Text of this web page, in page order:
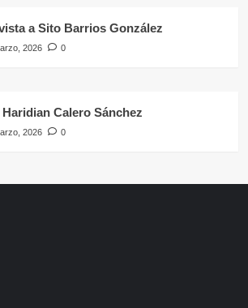
a Sito Barrios González
2026 0
Calero Sánchez
2026 0